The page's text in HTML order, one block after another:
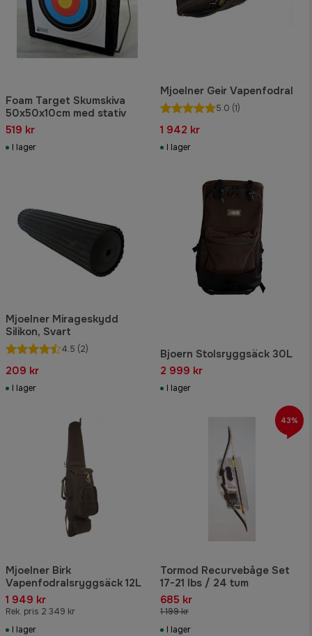
Foam Target Skumskiva
50x50x10cm med stativ
519 kr
I lager
Mjoelner Geir Vapenfodral
5.0 (1)
1 942 kr
I lager
Mjoelner Mirageskydd
Silikon, Svart
4.5 (2)
209 kr
I lager
Bjoern Stolsryggsäck 30L
2 999 kr
I lager
Mjoelner Birk
Vapenfodralsryggsäck 12L
1 949 kr
Rek. pris 2 349 kr
I lager
Tormod Recurvebåge Set
17-21 lbs / 24 tum
685 kr
1 199 kr
I lager
43%